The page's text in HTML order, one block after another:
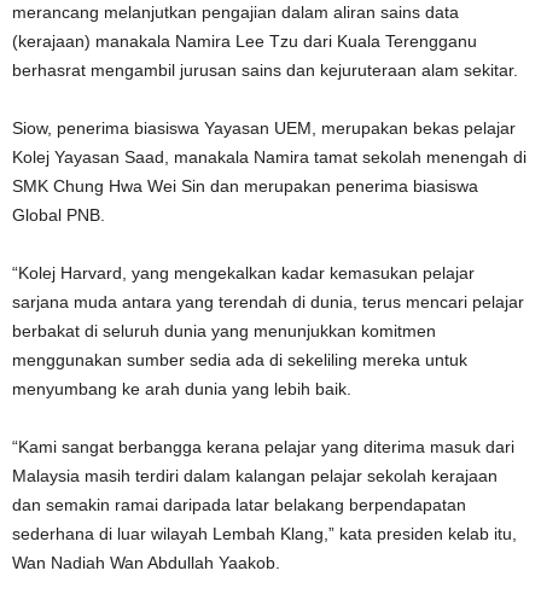
merancang melanjutkan pengajian dalam aliran sains data
(kerajaan) manakala Namira Lee Tzu dari Kuala Terengganu
berhasrat mengambil jurusan sains dan kejuruteraan alam sekitar.
Siow, penerima biasiswa Yayasan UEM, merupakan bekas pelajar
Kolej Yayasan Saad, manakala Namira tamat sekolah menengah di
SMK Chung Hwa Wei Sin dan merupakan penerima biasiswa
Global PNB.
“Kolej Harvard, yang mengekalkan kadar kemasukan pelajar
sarjana muda antara yang terendah di dunia, terus mencari pelajar
berbakat di seluruh dunia yang menunjukkan komitmen
menggunakan sumber sedia ada di sekeliling mereka untuk
menyumbang ke arah dunia yang lebih baik.
“Kami sangat berbangga kerana pelajar yang diterima masuk dari
Malaysia masih terdiri dalam kalangan pelajar sekolah kerajaan
dan semakin ramai daripada latar belakang berpendapatan
sederhana di luar wilayah Lembah Klang,” kata presiden kelab itu,
Wan Nadiah Wan Abdullah Yaakob.